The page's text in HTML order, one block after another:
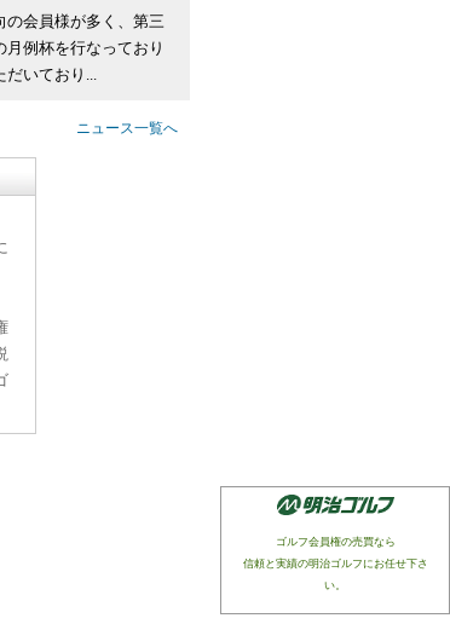
会員様が多く、第三
例杯を行なっており
だいており...
ニュース一覧へ
ゴルフ会員権の売買なら
信頼と実績の明治ゴルフにお任せ下さ
い。